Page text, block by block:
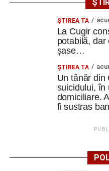
Ultimele știri din
„Roș-albaștrii”, o
pregătire:
Cum și-a construit
mașină solară.
Cugir și-au
mobilități Erasmus+
ȘTIREA TA
La Cugir
potabilă, dar
șase…
ȘTIREA TA
Un tânăr din
suicidului, în
domiciliare.
fi sustras